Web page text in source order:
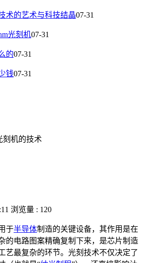
术的艺术与科技结晶07-31
光刻机07-31
的07-31
钱07-31
刻机的技术
浏览量 : 120
于半导体制造的关键设备，其作用是在
的电路图案精确复制下来，是芯片制造
艺最复杂的环节。光刻技术不仅决定了